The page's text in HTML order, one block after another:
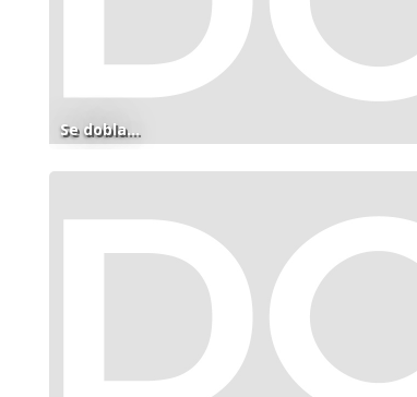
Se dobla...